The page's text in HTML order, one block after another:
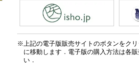
上記の電子版販売サイトのボタンをク
に移動します．電子版の購入方法は各
い．